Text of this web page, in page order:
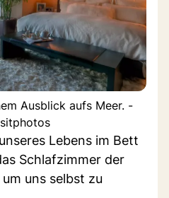
Ausblick aufs Meer. -
Lebens im Bett
Schlafzimmer der
uns selbst zu